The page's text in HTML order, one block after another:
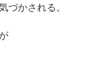
づかされる。